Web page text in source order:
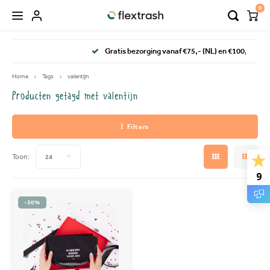
9
Hoofdmenu / flextrash prullenbakken
FLEXTRASH SMALL
FLEXTRASH LARGE
Hoofdmenu / camping prullenbak
0
Gratis bezorging vanaf €75,- (NL) en €100,- (BE & DE)
Home Tags valentijn
Producten getagd met valentijn
Filters
Toon: 24
-30%